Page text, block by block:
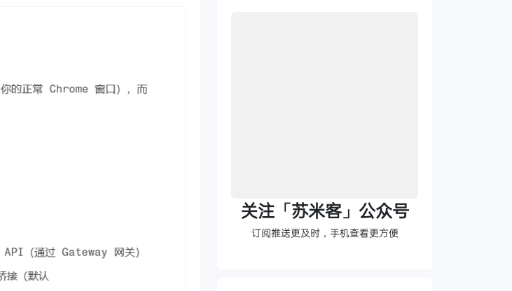
关注「苏米客」公众号
订阅推送更及时，手机查看更方便